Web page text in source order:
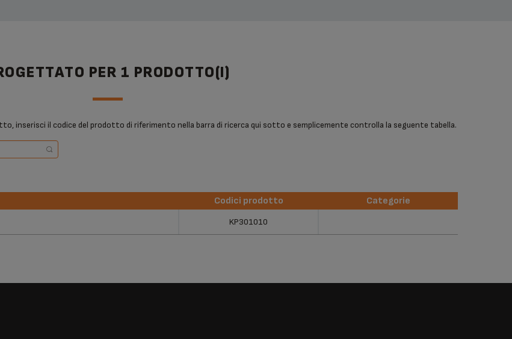
PER 1 PRODOTTO(I)
inserisci il codice del prodotto di riferimento nella barra di ricerca qui sotto e semplicemente controlla la seguente tabella.
Codici prodotto
Categorie
KP301010